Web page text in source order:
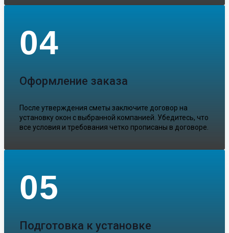
04
Оформление заказа
После утверждения сметы заключите договор на
установку окон с выбранной компанией. Убедитесь, что
все условия и требования четко прописаны в договоре.
05
Подготовка к установке